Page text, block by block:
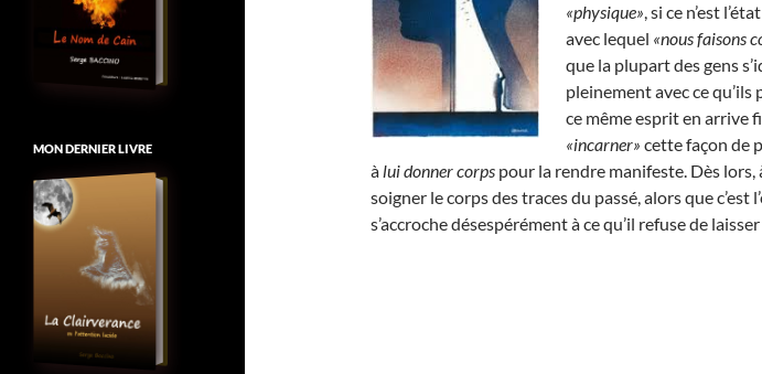
«physique», si ce n’est
avec lequel «nous faisons
que la plupart des gens
pleinement avec ce qu’ils
ce même esprit en arrive
«incarner» cette façon de
à lui donner corps pour la rendre manifeste. Dès lors,
soigner le corps des traces du passé, alors que c’est
s’accroche désespérément à ce qu’il refuse de
MON DERNIER LIVRE